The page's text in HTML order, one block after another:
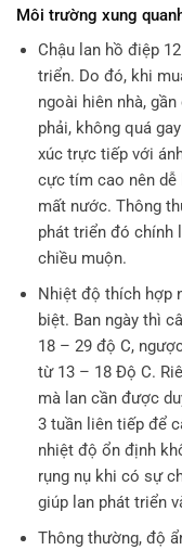
Môi trường xung
Chậu lan hồ điệp
triển. Do đó, khi
ngoài hiên nhà,
phải, không quá
xúc trực tiếp với
cực tím cao nên dễ
mất nước. Thông
phát triển đó chính
chiều muộn.
Nhiệt độ thích hợp
biệt. Ban ngày thì
18 – 29 độ C,
từ 13 – 18 Độ C.
mà lan cần được
3 tuần liên tiếp để
nhiệt độ ổn định
rụng nụ khi có sự
giúp lan phát triển
Thông thường, độ